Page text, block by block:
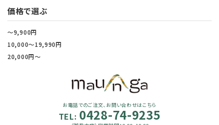
価格で選ぶ
～9,900円
10,000～19,990円
20,000円～
お電話でのご注文、お問い合わせはこちら
TEL: 0428-74-9235